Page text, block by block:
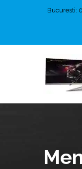
Bucuresti: